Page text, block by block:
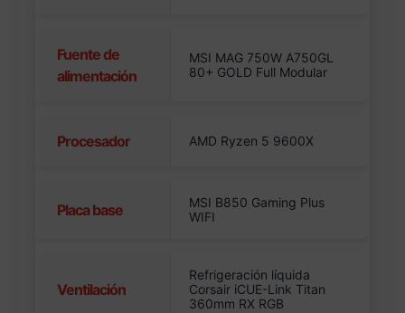
Fuente de
alimentación
MSI MAG 750W A750GL
80+ GOLD Full Modular
Procesador AMD Ryzen 5 9600X
Placa base
MSI B850 Gaming Plus
WIFI
Ventilación
Refrigeración líquida
Corsair iCUE-Link Titan
360mm RX RGB